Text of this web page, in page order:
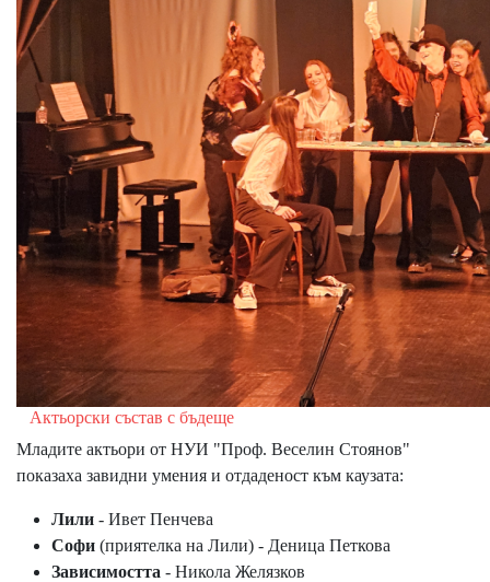
Актьорски състав с бъдеще
Младите актьори от НУИ "Проф. Веселин Стоянов"
показаха завидни умения и отдаденост към каузата:
Лили - Ивет Пенчева
Софи (приятелка на Лили) - Деница Петкова
Зависимостта - Никола Желязков